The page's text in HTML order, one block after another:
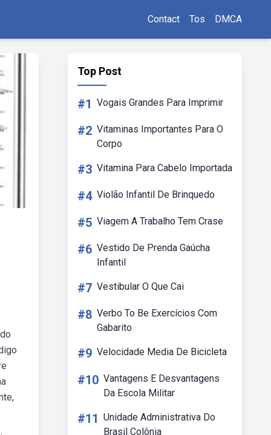
Contact Tos DMCA
Top Post
#1 Vogais Grandes Para Imprimir
#2 Vitaminas Importantes Para O
Corpo
#3 Vitamina Para Cabelo Importada
#4 Violão Infantil De Brinquedo
#5 Viagem A Trabalho Tem Crase
#6 Vestido De Prenda Gaúcha
Infantil
#7 Vestibular O Que Cai
#8 Verbo To Be Exercícios Com
Gabarito
#9 Velocidade Media De Bicicleta
#10 Vantagens E Desvantagens
Da Escola Militar
#11 Unidade Administrativa Do
Brasil Colônia